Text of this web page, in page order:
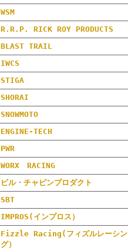
WSM
R.R.P. RICK ROY PRODUCTS
BLAST TRAIL
IWCS
STIGA
SHORAI
SNOWMOTO
ENGINE-TECH
PWR
WORX RACING
ビル・チャピンプロダクト
SBT
IMPROS(インプロス）
Fizzle Racing(フィズルレーシン
グ）